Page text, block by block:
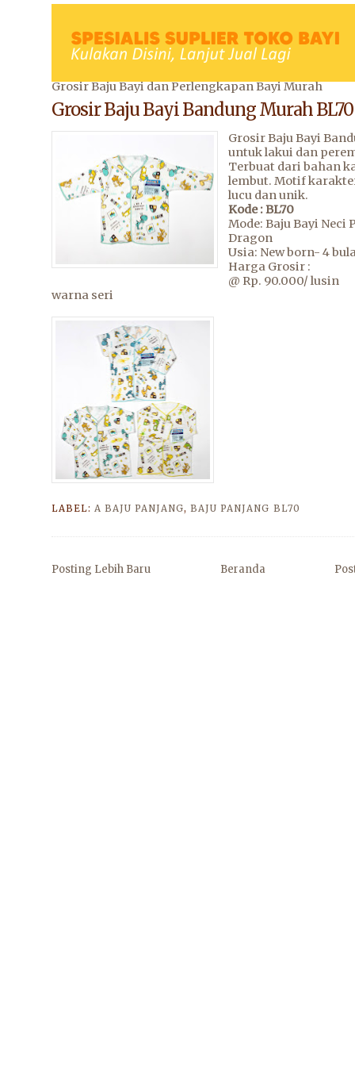
Grosir Baju Bayi dan Perlengkapan Bayi Murah
Grosir Baju Bayi Bandung Murah BL70
Grosir Baju Bayi
untuk lakui dan
Terbuat dari bahan
lembut. Motif
lucu dan unik.
Kode : BL70
Mode: Baju Bayi Neci
Dragon
Usia: New born- 4
Harga Grosir :
@ Rp. 90.000/ lusin
warna seri
LABEL:A BAJU PANJANG,BAJU PANJANG BL70
Posting Lebih Baru Beranda